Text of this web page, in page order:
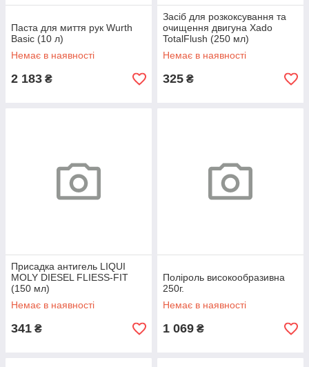
Паста для миття рук Wurth
Basic (10 л)
Немає в наявності
2 183 ₴
Засіб для розкоксування та
очищення двигуна Xado
TotalFlush (250 мл)
Немає в наявності
325 ₴
Присадка антигель LIQUI
MOLY DIESEL FLIESS-FIT
(150 мл)
Немає в наявності
341 ₴
Поліроль високообразивна
250г.
Немає в наявності
1 069 ₴